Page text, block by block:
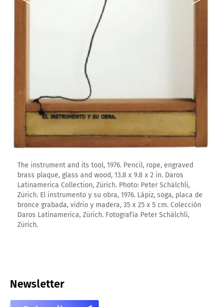
The instrument and its tool, 1976. Pencil, rope, engraved
brass plaque, glass and wood, 13.8 x 9.8 x 2 in. Daros
Latinamerica Collection, Zürich. Photo: Peter Schälchli,
Zürich. El instrumento y su obra, 1976. Lápiz, soga, placa de
bronce grabada, vidrio y madera, 35 x 25 x 5 cm. Colección
Daros Latinamerica, Zürich. Fotografía Peter Schälchli,
Zürich.
Newsletter